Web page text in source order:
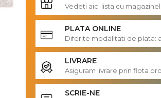
Vedeti aici lista cu
PLATA ONLINE
Diferite modalitati de plata:
LIVRARE
Asiguram livrare prin flota
SCRIE-NE